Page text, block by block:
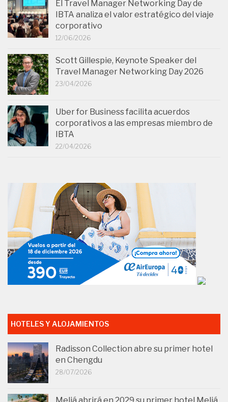
El Travel Manager Networking Day de
IBTA analiza el valor estratégico del viaje
corporativo
12/06/2026
Scott Gillespie, Keynote Speaker del
Travel Manager Networking Day 2026
23/04/2026
Uber for Business facilita acuerdos
corporativos a las empresas miembro de
IBTA
22/04/2026
HOTELES Y ALOJAMIENTOS
Radisson Collection abre su primer hotel
en Chengdu
28/07/2026